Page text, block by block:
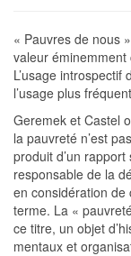
« Pauvres de nous
valeur
L’usage
l’usage plus
Geremek et Castel
la pauvreté n’est
produit d’un
responsable de la
en considération de
terme. La «
ce titre, un objet
mentaux et